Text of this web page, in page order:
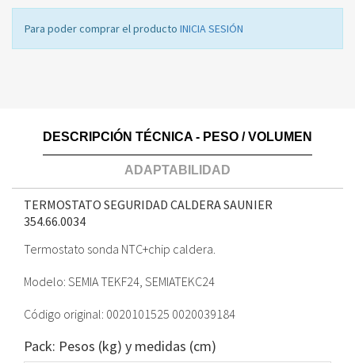
Para poder comprar el producto INICIA SESIÓN
DESCRIPCIÓN TÉCNICA - PESO / VOLUMEN
ADAPTABILIDAD
TERMOSTATO SEGURIDAD CALDERA SAUNIER
354.66.0034
Termostato sonda NTC+chip caldera.
Modelo: SEMIA TEKF24, SEMIATEKC24
Código original: 0020101525 0020039184
Pack: Pesos (kg) y medidas (cm)